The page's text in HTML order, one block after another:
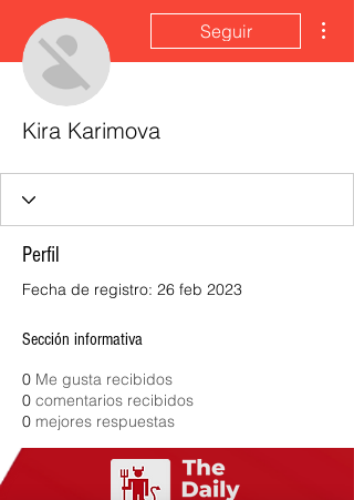
Seguir
Kira Karimova
Perfil
Fecha de registro: 26 feb 2023
Sección informativa
0 Me gusta recibidos
0 comentarios recibidos
0 mejores respuestas